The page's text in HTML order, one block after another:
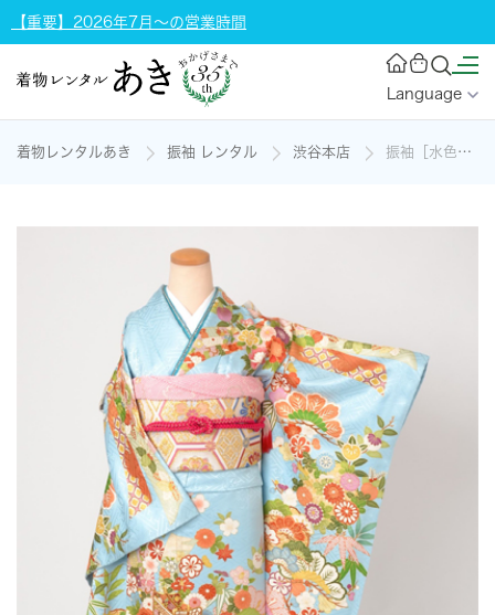
【重要】2026年7月～の営業時間
Language
着物レンタルあき 振袖 レンタル 渋谷本店 振袖［水色地の牛車模様］の着物レンタル